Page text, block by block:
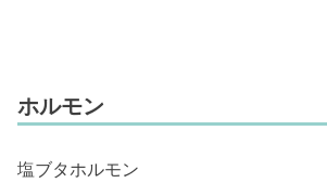
ホルモン
塩ブタホルモン